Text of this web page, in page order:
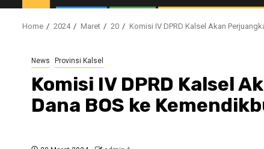
Home 2024 Maret 20 Komisi IV DPRD Kalsel Akan
News Provinsi Kalsel
Komisi IV DPRD Kalsel
Dana BOS ke